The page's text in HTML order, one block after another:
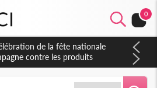
0
de la fête nationale
contre les produits